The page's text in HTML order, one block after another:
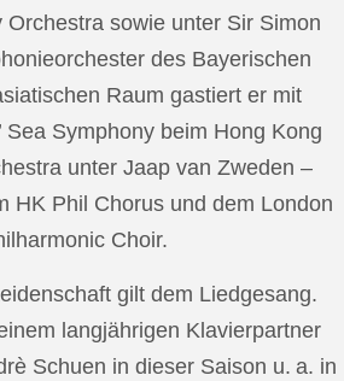
Orchestra sowie unter Sir Simon
des Bayerischen
Raum gastiert er mit
Sea Symphony beim Hong Kong
unter Jaap van Zweden –
HK Phil Chorus und dem London
Choir.
gilt dem Liedgesang.
langjährigen Klavierpartner
Schuen in dieser Saison u. a. in